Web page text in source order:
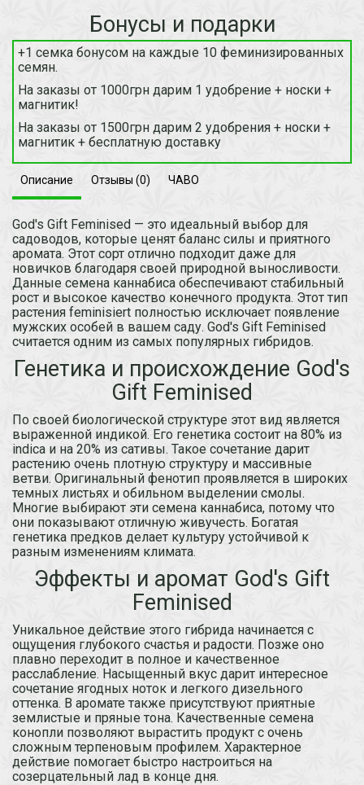
Бонусы и подарки
+1 семка бонусом на каждые 10 феминизированных
семян.
На заказы от 1000грн дарим 1 удобрение + носки +
магнитик!
На заказы от 1500грн дарим 2 удобрения + носки +
магнитик + бесплатную доставку
Описание Отзывы (0) ЧАВО
God's Gift Feminised — это идеальный выбор для
садоводов, которые ценят баланс силы и приятного
аромата. Этот сорт отлично подходит даже для
новичков благодаря своей природной выносливости.
Данные семена каннабиса обеспечивают стабильный
рост и высокое качество конечного продукта. Этот тип
растения feminisiert полностью исключает появление
мужских особей в вашем саду. God's Gift Feminised
считается одним из самых популярных гибридов.
Генетика и происхождение God's
Gift Feminised
По своей биологической структуре этот вид является
выраженной индикой. Его генетика состоит на 80% из
indica и на 20% из сативы. Такое сочетание дарит
растению очень плотную структуру и массивные
ветви. Оригинальный фенотип проявляется в широких
темных листьях и обильном выделении смолы.
Многие выбирают эти семена каннабиса, потому что
они показывают отличную живучесть. Богатая
генетика предков делает культуру устойчивой к
разным изменениям климата.
Эффекты и аромат God's Gift
Feminised
Уникальное действие этого гибрида начинается с
ощущения глубокого счастья и радости. Позже оно
плавно переходит в полное и качественное
расслабление. Насыщенный вкус дарит интересное
сочетание ягодных ноток и легкого дизельного
оттенка. В аромате также присутствуют приятные
землистые и пряные тона. Качественные семена
конопли позволяют вырастить продукт с очень
сложным терпеновым профилем. Характерное
действие помогает быстро настроиться на
созерцательный лад в конце дня.